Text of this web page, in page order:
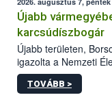
Újabb
karcsúdíszbogár
Újabb területen,
igazolta a Nemzeti
kőrisrontó
kártevőt nem csak
TOVÁBB >